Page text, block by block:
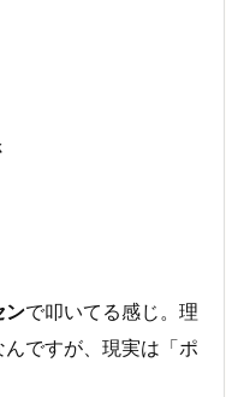
ンで叩いてる感じ。理
ですが、現実は「ポ